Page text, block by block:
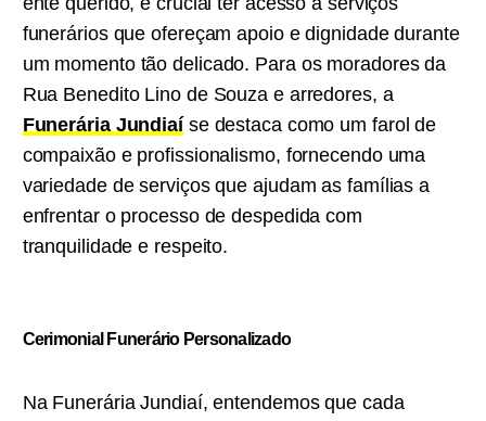
funerários que ofereçam apoio e dignidade durante
um momento tão delicado. Para os moradores da
Rua Benedito Lino de Souza e arredores, a
Funerária Jundiaíse destaca como um farol de
compaixão e profissionalismo, fornecendo uma
variedade de serviços que ajudam as famílias a
enfrentar o processo de despedida com
tranquilidade e respeito.
Cerimonial Funerário Personalizado
Na Funerária Jundiaí, entendemos que cada